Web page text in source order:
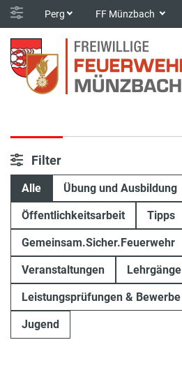
Perg FF Münzbach
Filter
Alle Übung und Ausbildung
Öffentlichkeitsarbeit Tipps
Gemeinsam.Sicher.Feuerwehr
Veranstaltungen Lehrgänge
Leistungsprüfungen & Bewerbe
Jugend